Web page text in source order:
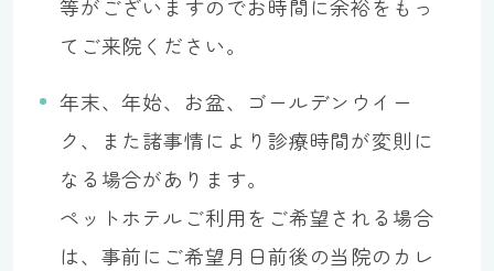
等がございますのでお時間に余裕をもっ
てご来院ください。
年末、年始、お盆、ゴールデンウイー
ク、また諸事情により診療時間が変則に
なる場合があります。
ペットホテルご利用をご希望される場合
は、事前にご希望月日前後の当院のカレ